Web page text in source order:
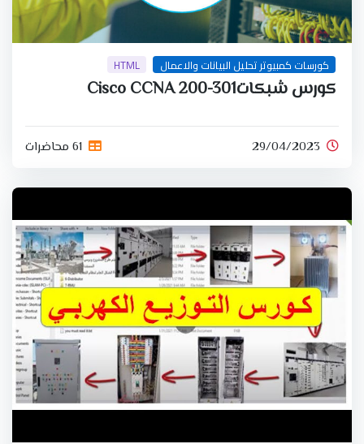
كورسات كمبيوتر تحليل البيانات والاعمال HTML
كورس شبكاتCisco CCNA 200-301
29/04/2023 61 محاضرات